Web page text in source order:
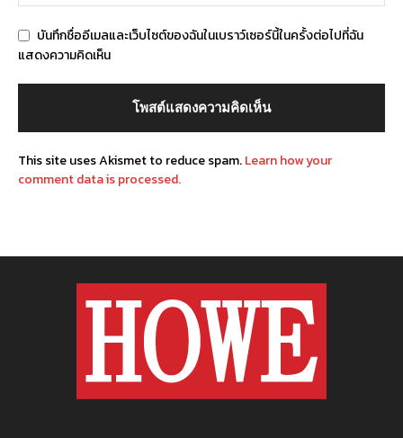
บันทึกชื่ออีเมลและเว็บไซต์ของฉันในเบราว์เซอร์นี้ในครั้งต่อไปที่ฉัน
แสดงความคิดเห็น
This site uses Akismet to reduce spam.Learn how your
comment data is processed.